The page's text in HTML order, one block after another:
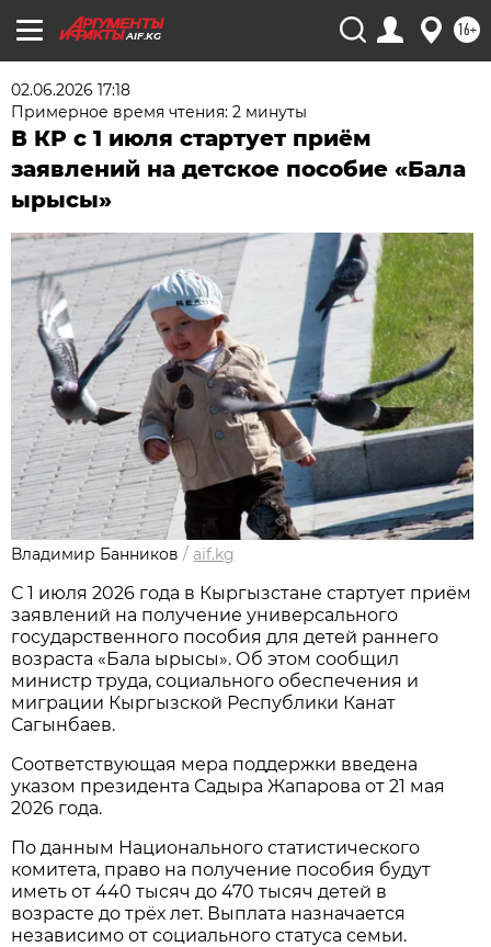
AIF.KG 16+
02.06.2026 17:18
Примерное время чтения: 2 минуты
В КР с 1 июля стартует приём
заявлений на детское пособие «Бала
ырысы»
Владимир Банников / aif.kg
С 1 июля 2026 года в Кыргызстане стартует приём
заявлений на получение универсального
государственного пособия для детей раннего
возраста «Бала ырысы». Об этом сообщил
министр труда, социального обеспечения и
миграции Кыргызской Республики Канат
Сагынбаев.
Соответствующая мера поддержки введена
указом президента Садыра Жапарова от 21 мая
2026 года.
По данным Национального статистического
комитета, право на получение пособия будут
иметь от 440 тысяч до 470 тысяч детей в
возрасте до трёх лет. Выплата назначается
независимо от социального статуса семьи.